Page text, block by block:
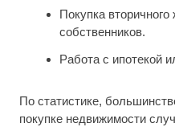
Покупка
собственников.
Работа с ипотекой
По статистике,
покупке недвижимости